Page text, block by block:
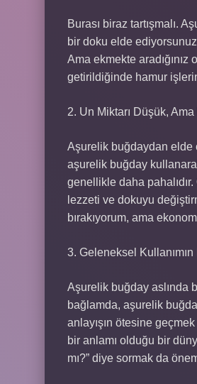
Burası biraz tartışmalı.
bir doku elde
Ama ekmekte
getirildiğinde hamur
2. Un Miktarı Düşük,
Aşurelik buğdaydan elde
aşurelik buğday
genellikle daha
lezzeti ve dokuyu
bırakıyorum, ama
3. Geleneksel Kullanımın
Aşurelik buğday aslında
bağlamda, aşurelik
anlayışın ötesine
bir anlamı olduğu bir
mı?” diye sormak da